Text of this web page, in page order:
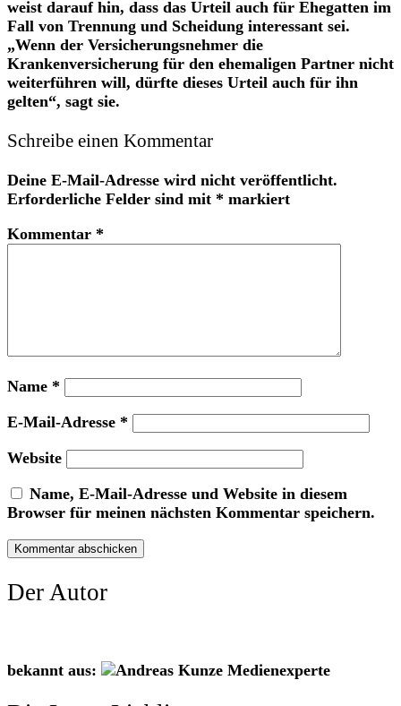
weist darauf hin, dass das Urteil auch für Ehegatten im
Fall von Trennung und Scheidung interessant sei.
„Wenn der Versicherungsnehmer die
Krankenversicherung für den ehemaligen Partner nicht
weiterführen will, dürfte dieses Urteil auch für ihn
gelten“, sagt sie.
Schreibe einen Kommentar
Deine E-Mail-Adresse wird nicht veröffentlicht.
Erforderliche Felder sind mit * markiert
Kommentar *
Name *
E-Mail-Adresse *
Website
Name, E-Mail-Adresse und Website in diesem
Browser für meinen nächsten Kommentar speichern.
Der Autor
bekannt aus: